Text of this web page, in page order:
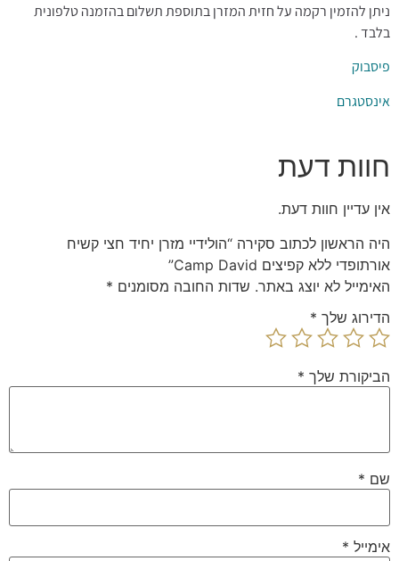
ניתן להזמין רקמה על חזית המזרן בתוספת תשלום בהזמנה טלפונית
בלבד .
פיסבוק
אינסטגרם
חוות דעת
אין עדיין חוות דעת.
היה הראשון לכתוב סקירה “הולידיי מזרן יחיד חצי קשיח
אורתופדי ללא קפיצים Camp David”
האימייל לא יוצג באתר. שדות החובה מסומנים *
הדירוג שלך *
הביקורת שלך *
שם *
אימייל *